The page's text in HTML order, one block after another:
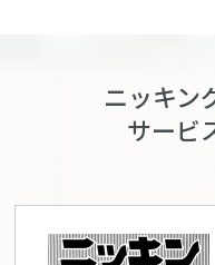
ニッキン
サービ